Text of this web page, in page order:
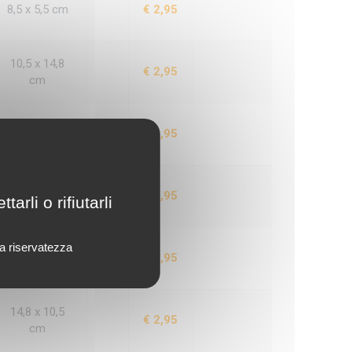
8,5 x 5,5 cm € 2,95
10,5 x 14,8
cm
€ 2,95
€ 2,95
cm
€ 2,95
14,8 x 10,5
€ 2,95
14,8 x 10,5
cm
€ 2,95
o rifiutarli
riservatezza